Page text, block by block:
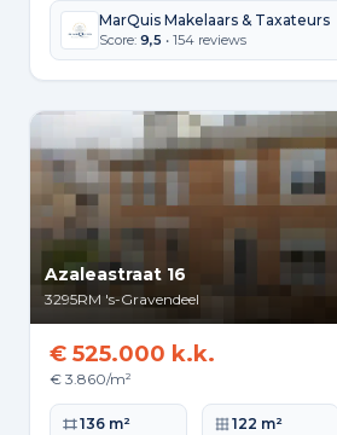
MarQuis Makelaars & Taxateurs
Score: 9,5 • 154 reviews
Azaleastraat 16
3295RM 's-Gravendeel
€ 525.000 k.k.
€ 3.860/m²
Woonoppervlakte
136 m² Perceeloppervlakte
122 m²